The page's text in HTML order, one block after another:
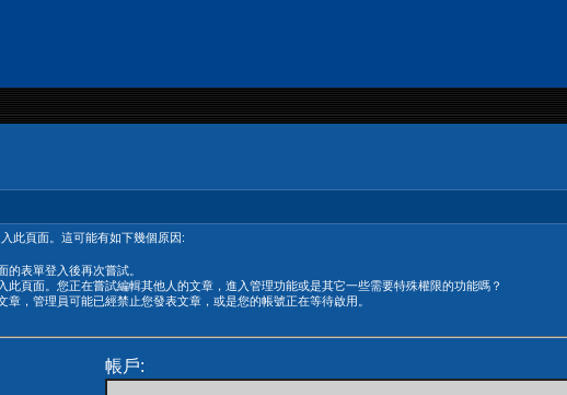
此頁面。這可能有如下幾個原因:
的表單登入後再次嘗試。
此頁面。您正在嘗試編輯其他人的文章，進入管理功能或是其它一些需要特殊權限的功能嗎？
章，管理員可能已經禁止您發表文章，或是您的帳號正在等待啟用。
帳戶: